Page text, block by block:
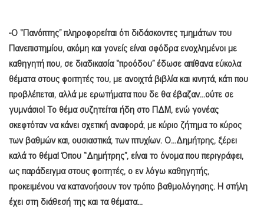
-Ο “Πανόπτης” πληροφορείται ότι διδάσκοντες τμημάτων του
Πανεπιστημίου, ακόμη και γονείς είναι σφόδρα ενοχλημένοι με
καθηγητή που, σε διαδικασία “προόδου” έδωσε απίθανα εύκολα
θέματα στους φοιτητές του, με ανοιχτά βιβλία και κινητά, κάτι που
προβλέπεται, αλλά με ερωτήματα που δε θα έβαζαν…ούτε σε
γυμνάσιο! Το θέμα συζητείται ήδη στο ΠΔΜ, ενώ γονέας
σκεφτόταν να κάνει σχετική αναφορά, με κύριο ζήτημα το κύρος
των βαθμών και, ουσιαστικά, των πτυχίων. Ο…Δημήτρης, ξέρει
καλά το θέμα! Όπου “Δημήτρης”, είναι το όνομα που περιγράφει,
ως παράδειγμα στους φοιτητές, ο εν λόγω καθηγητής,
προκειμένου να κατανοήσουν τον τρόπο βαθμολόγησης.Η στήλη
έχει στη διάθεσή της και τα θέματα…